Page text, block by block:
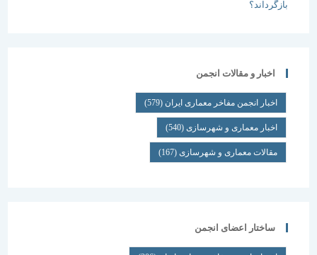
اخبار و مقالات انجمن
اخبار انجمن مفاخر معماری ایران (579)
اخبار معماری و شهرسازی(540)
مقالات معماری و شهرسازی(167)
ساختار اعضای انجمن